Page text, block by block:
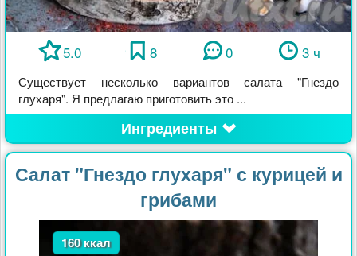
5.0 8 0 3 ч
Существует несколько вариантов салата "Гнездо
глухаря". Я предлагаю приготовить это ...
Ингредиенты
Салат "Гнездо глухаря" с курицей и
грибами
160 ккал